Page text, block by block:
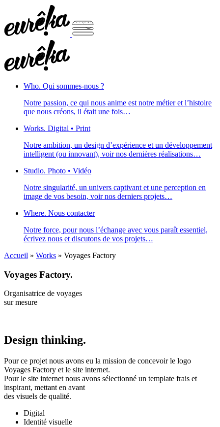
Who. Qui sommes-nous ?
Notre passion, ce qui nous anime est notre métier et l’histoire
que nous créons, il était une fois…
Works. Digital • Print
Notre ambition, un design d’expérience et un développement
intelligent (ou innovant), voir nos dernières réalisations…
Studio. Photo • Vidéo
Notre singularité, un univers captivant et une perception en
image de vos besoin, voir nos derniers projets…
Where. Nous contacter
Notre force, pour nous l’échange avec vous paraît essentiel,
écrivez nous et discutons de vos projets…
Accueil » Works » Voyages Factory
Voyages Factory.
Organisatrice de voyages
sur mesure
Design thinking.
Pour ce projet nous avons eu la mission de concevoir le logo
Voyages Factory et le site internet.
Pour le site internet nous avons sélectionné un template frais et
inspirant, mettant en avant
des visuels de qualité.
Digital
Identité visuelle